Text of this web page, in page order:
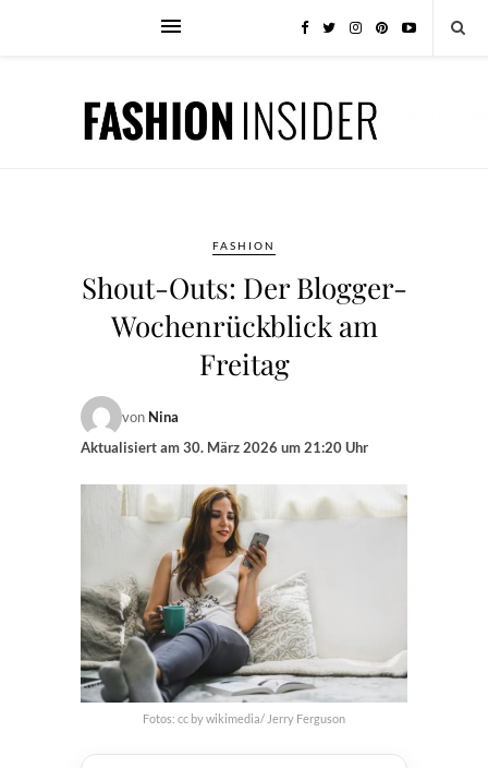
FASHION
Shout-Outs: Der Blogger-
Wochenrückblick am
Freitag
von Nina
Aktualisiert am30. März 2026 um 21:20 Uhr
Fotos: cc by wikimedia/ Jerry Ferguson